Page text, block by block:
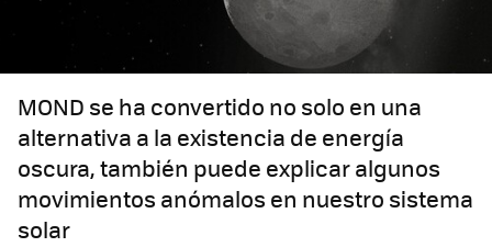
MOND se ha convertido no solo en una
alternativa a la existencia de energía
oscura, también puede explicar algunos
movimientos anómalos en nuestro sistema
solar